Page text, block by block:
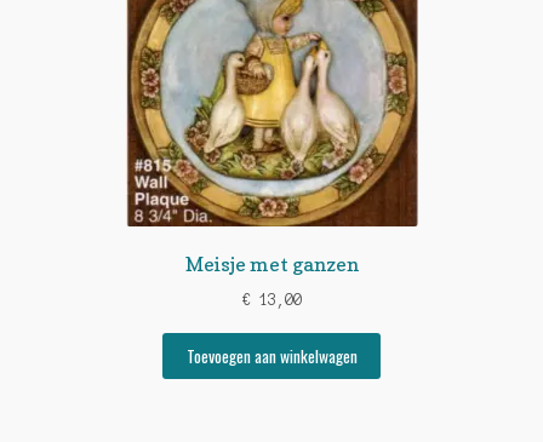
Meisje met ganzen
€ 13,00
Toevoegen aan winkelwagen